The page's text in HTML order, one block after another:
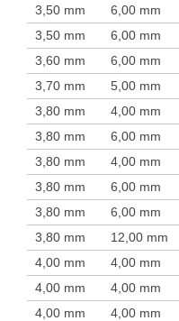
3,50 mm 6,00 mm
3,50 mm
6,00 mm
3,60 mm
6,00 mm
3,70 mm
5,00 mm
3,80 mm
4,00 mm
3,80 mm
6,00 mm
3,80 mm
4,00 mm
3,80 mm
6,00 mm
3,80 mm
6,00 mm
3,80 mm
12,00 mm
4,00 mm
4,00 mm
4,00 mm
4,00 mm
4,00 mm
4,00 mm